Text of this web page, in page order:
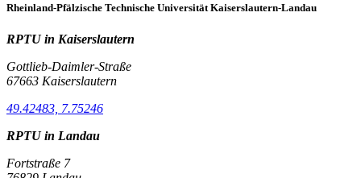
Rheinland-Pfälzische Technische Universität Kaiserslautern-Landau
RPTU in Kaiserslautern
Gottlieb-Daimler-Straße
67663 Kaiserslautern
49.42483, 7.75246
RPTU in Landau
Fortstraße 7